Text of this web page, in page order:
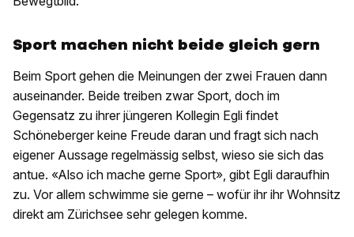
Sport machen nicht beide gleich gern
Beim Sport gehen die Meinungen der zwei Frauen dann
auseinander. Beide treiben zwar Sport, doch im
Gegensatz zu ihrer jüngeren Kollegin Egli findet
Schöneberger keine Freude daran und fragt sich nach
eigener Aussage regelmässig selbst, wieso sie sich das
antue. «Also ich mache gerne Sport», gibt Egli daraufhin
zu. Vor allem schwimme sie gerne – wofür ihr ihr Wohnsitz
direkt am Zürichsee sehr gelegen komme.